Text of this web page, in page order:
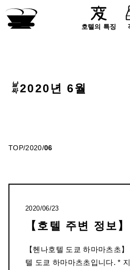
호텔의 특징
날짜2020년 6월
TOP/2020/06
2020/06/23
【호텔 주변 정보】
【헨나호텔 도쿄 하마마츠초
텔 도쿄 하마마츠초입니다. *